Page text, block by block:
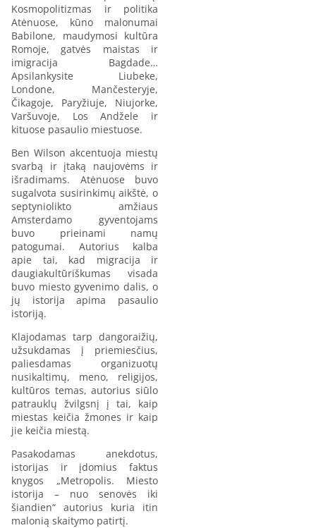
Kosmopolitizmas ir politika
Atėnuose, kūno malonumai
Babilone, maudymosi kultūra
Romoje, gatvės maistas ir
imigracija Bagdade…
Apsilankysite Liubeke,
Londone, Mančesteryje,
Čikagoje, Paryžiuje, Niujorke,
Varšuvoje, Los Andžele ir
kituose pasaulio miestuose.
Ben Wilson akcentuoja miestų
svarbą ir įtaką naujovėms ir
išradimams. Atėnuose buvo
sugalvota susirinkimų aikštė, o
septyniolikto amžiaus
Amsterdamo gyventojams
buvo prieinami namų
patogumai. Autorius kalba
apie tai, kad migracija ir
daugiakultūriškumas visada
buvo miesto gyvenimo dalis, o
jų istorija apima pasaulio
istoriją.
Klajodamas tarp dangoraižių,
užsukdamas į priemiesčius,
paliesdamas organizuotų
nusikaltimų, meno, religijos,
kultūros temas, autorius siūlo
patrauklų žvilgsnį į tai, kaip
miestas keičia žmones ir kaip
jie keičia miestą.
Pasakodamas anekdotus,
istorijas ir įdomius faktus
knygos „Metropolis. Miesto
istorija – nuo senovės iki
šiandien“ autorius kuria itin
malonią skaitymo patirtį.